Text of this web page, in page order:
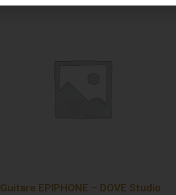
Guitare EPIPHONE – DOVE Studio